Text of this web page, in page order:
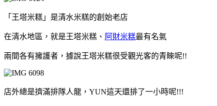
「王塔米糕」是清水米糕的創始老店
在清水地區，就是王塔米糕、 阿財米糕最有名氣
兩間各有擁護者，據說王塔米糕很受觀光客的青睞呢!!
店外總是擠滿排隊人龍，YUN這天還排了一小時呢!!!